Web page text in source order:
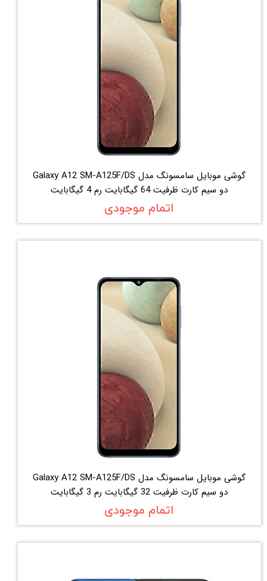
گوشی موبایل سامسونگ مدل Galaxy A12 SM-A125F/DS
دو سیم کارت ظرفیت 64 گیگابایت رم 4 گیگابایت
اتمام موجودی
گوشی موبایل سامسونگ مدل Galaxy A12 SM-A125F/DS
دو سیم کارت ظرفیت 32 گیگابایت رم 3 گیگابایت
اتمام موجودی